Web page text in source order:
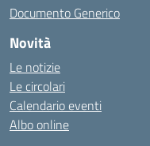
Documento Generico
Novità
Le notizie
Le circolari
Calendario eventi
Albo online